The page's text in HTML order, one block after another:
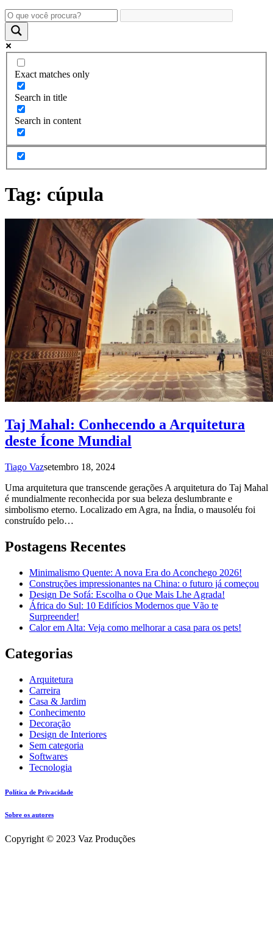
Exact matches only
Search in title
Search in content
Tag: cúpula
Taj Mahal: Conhecendo a Arquitetura
deste Ícone Mundial
Tiago Vazsetembro 18, 2024
Uma arquitetura que transcende gerações A arquitetura do Taj Mahal
é mundialmente reconhecida por sua beleza deslumbrante e
simbolismo eterno. Localizado em Agra, na Índia, o mausoléu foi
construído pelo…
Postagens Recentes
Minimalismo Quente: A nova Era do Aconchego 2026!
Construções impressionantes na China: o futuro já começou
Design De Sofá: Escolha o Que Mais Lhe Agrada!
África do Sul: 10 Edifícios Modernos que Vão te
Surpreender!
Calor em Alta: Veja como melhorar a casa para os pets!
Categorias
Arquitetura
Carreira
Casa & Jardim
Conhecimento
Decoração
Design de Interiores
Sem categoria
Softwares
Tecnologia
Política de Privacidade
Sobre os autores
Copyright © 2023 Vaz Produções